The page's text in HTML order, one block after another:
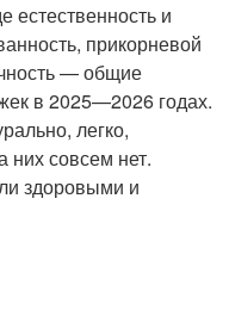
естественность и
прикорневой
— общие
в 2025—2026 годах.
легко,
них совсем нет.
здоровыми и